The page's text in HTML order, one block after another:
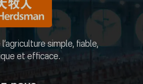
simple, fiable,
et efficace.